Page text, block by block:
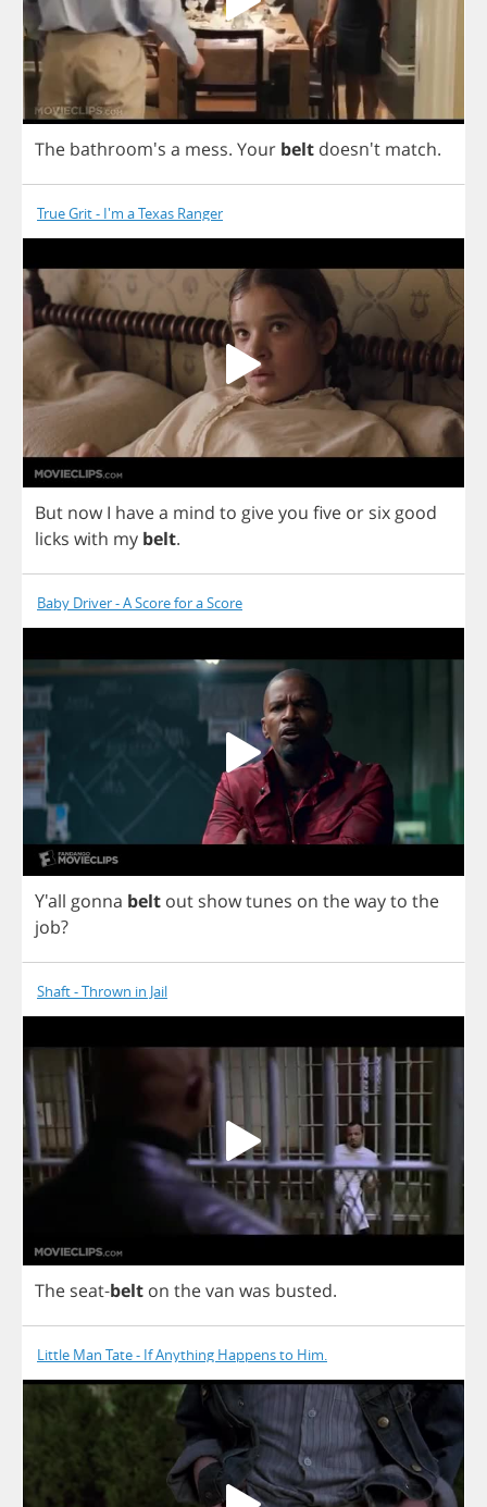
The bathroom's a mess. Your belt doesn't match.
True Grit - I'm a Texas Ranger
But now I havea mind to giveyou five or six good
licks with my belt.
Baby Driver - A Score for a Score
Y'all gonna belt out showtunes on thewayto the
job?
Shaft - Thrown in Jail
The seat-belt on thevan was busted.
Little Man Tate - If Anything Happens to Him.